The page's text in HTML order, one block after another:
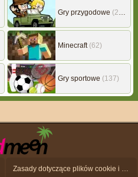
Gry przygodowe (217)
Minecraft (62)
Gry sportowe (137)
Zasady dotyczące plików cookie i ochrony danych osobowych